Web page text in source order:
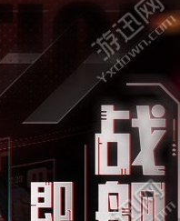
列车篇